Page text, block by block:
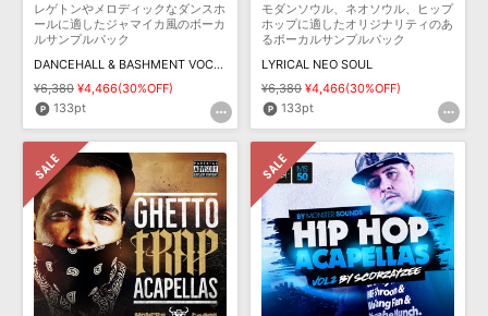
レゲトンやメロディックなダンスホ
ールに適したジャマイカ風のボーカ
ルサンプルパック
DANCEHALL & BASHMENT VOCALS
¥6,380 ¥4,466(30%OFF)
133pt
モダンソウル、ネオソウル、ヒップ
ホップに適したオリジナリティのあ
るボーカルサンプルパック
LYRICAL NEO SOUL
¥6,380 ¥4,466(30%OFF)
133pt